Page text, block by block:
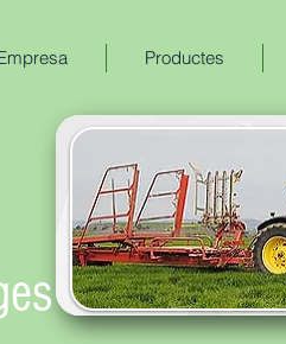
Productes